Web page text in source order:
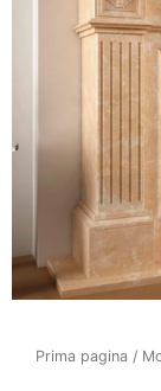
Prima pagina /